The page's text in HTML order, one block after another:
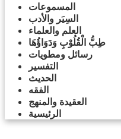
المسموعات
السِيَر والأدب
العلم والعلماء
طِبُّ الْقُلُوْبِ وَدَوَاؤُهَا
رسائل ومطويات
التفسير
الحديث
الفقه
العقيدة والمنهج
الرئيسية